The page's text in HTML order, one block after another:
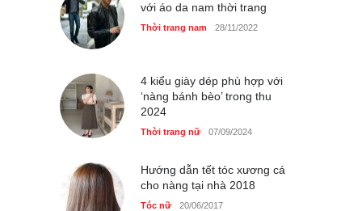
với áo da nam thời trang
Thời trang nam 28/11/2022
4 kiểu giày dép phù hợp với
‘nàng bánh bèo’ trong thu
2024
Thời trang nữ 07/09/2024
Hướng dẫn tết tóc xương cá
cho nàng tại nhà 2018
Tóc nữ 20/06/2017